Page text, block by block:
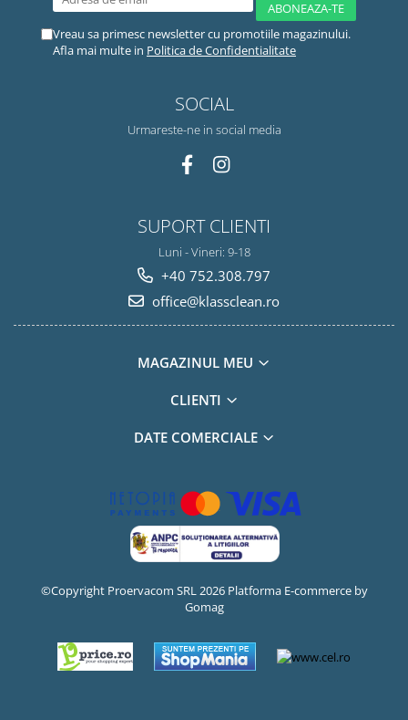
Vreau sa primesc newsletter cu promotiile magazinului.
Afla mai multe in Politica de Confidentialitate
SOCIAL
Urmareste-ne in social media
SUPORT CLIENTI
Luni - Vineri: 9-18
+40 752.308.797
office@klassclean.ro
MAGAZINUL MEU
CLIENTI
DATE COMERCIALE
©Copyright Proervacom SRL 2026 Platforma E-commerce by
Gomag